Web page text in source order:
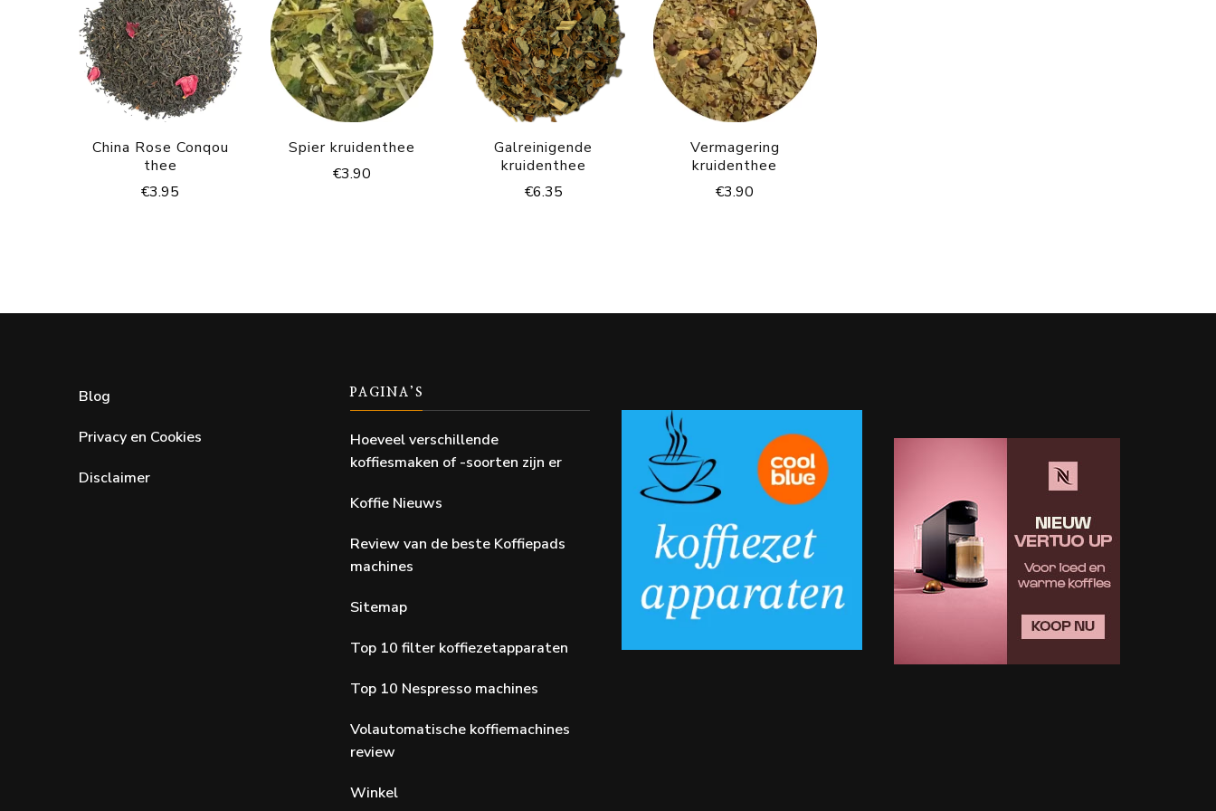
China Rose Conqou
thee
€3.95
Spier kruidenthee
€3.90
Galreinigende
kruidenthee
€6.35
Vermagering
kruidenthee
€3.90
Blog
Privacy en Cookies
Disclaimer
PAGINA’S
Hoeveel verschillende
koffiesmaken of -soorten zijn er
Koffie Nieuws
Review van de beste Koffiepads
machines
Sitemap
Top 10 filter koffiezetapparaten
Top 10 Nespresso machines
Volautomatische koffiemachines
review
Winkel